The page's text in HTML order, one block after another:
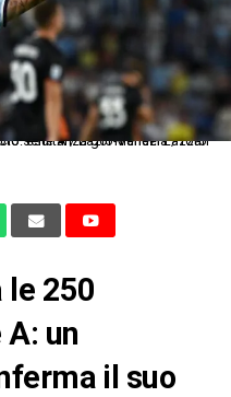
Image Sport nella foto: esultanza gol Manuel Lazzari
le 250
un
il suo